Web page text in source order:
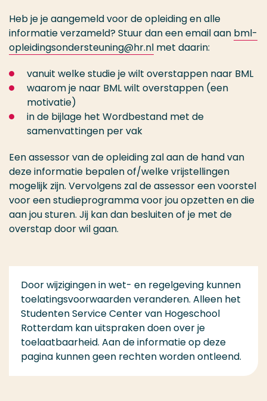
Heb je je aangemeld voor de opleiding en alle
informatie verzameld? Stuur dan een email aan bml-
opleidingsondersteuning@hr.nl met daarin:
vanuit welke studie je wilt overstappen naar BML
waarom je naar BML wilt overstappen (een
motivatie)
in de bijlage het Wordbestand met de
samenvattingen per vak
Een assessor van de opleiding zal aan de hand van
deze informatie bepalen of/welke vrijstellingen
mogelijk zijn. Vervolgens zal de assessor een voorstel
voor een studieprogramma voor jou opzetten en die
aan jou sturen. Jij kan dan besluiten of je met de
overstap door wil gaan.
Door wijzigingen in wet- en regelgeving kunnen
toelatingsvoorwaarden veranderen. Alleen het
Studenten Service Center van Hogeschool
Rotterdam kan uitspraken doen over je
toelaatbaarheid. Aan de informatie op deze
pagina kunnen geen rechten worden ontleend.